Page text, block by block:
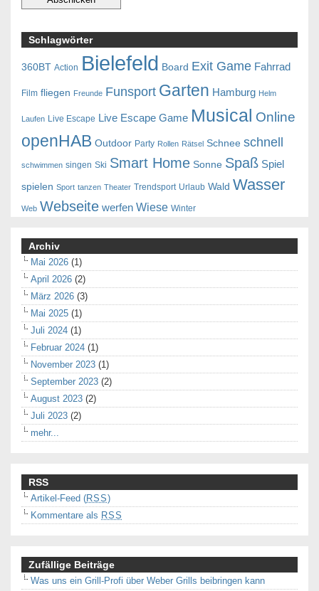
Schlagwörter
360BT Action Bielefeld Board Exit Game Fahrrad
Film fliegen Freunde Funsport Garten Hamburg Helm
Laufen Live Escape Live Escape Game Musical Online
openHAB Outdoor Party Rollen Rätsel Schnee schnell
schwimmen singen Ski Smart Home Sonne Spaß Spiel
spielen Sport tanzen Theater Trendsport Urlaub Wald Wasser
Web Webseite werfen Wiese Winter
Archiv
Mai 2026 (1)
April 2026 (2)
März 2026 (3)
Mai 2025 (1)
Juli 2024 (1)
Februar 2024 (1)
November 2023 (1)
September 2023 (2)
August 2023 (2)
Juli 2023 (2)
mehr...
RSS
Artikel-Feed (RSS)
Kommentare als RSS
Zufällige Beiträge
Was uns ein Grill-Profi über Weber Grills beibringen kann